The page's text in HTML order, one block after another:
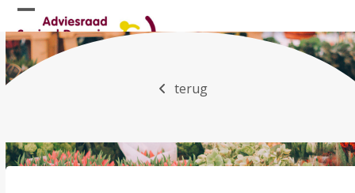
Skip
to
content
Open
mobile
menu
Close
mobile
menu
terug